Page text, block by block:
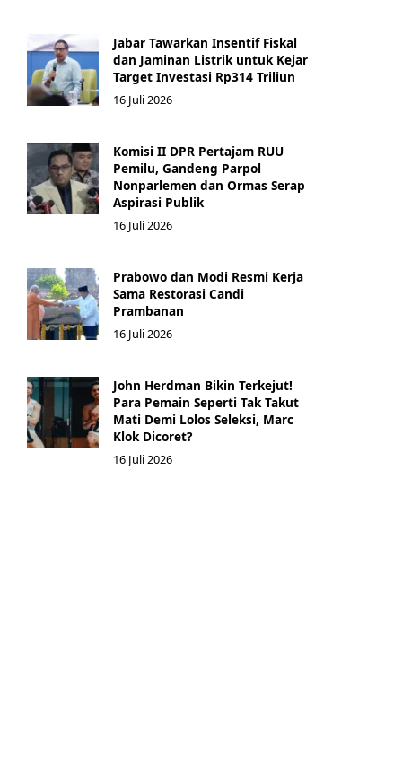
Jabar Tawarkan Insentif Fiskal
dan Jaminan Listrik untuk Kejar
Target Investasi Rp314 Triliun
16 Juli 2026
Komisi II DPR Pertajam RUU
Pemilu, Gandeng Parpol
Nonparlemen dan Ormas Serap
Aspirasi Publik
16 Juli 2026
Prabowo dan Modi Resmi Kerja
Sama Restorasi Candi
Prambanan
16 Juli 2026
John Herdman Bikin Terkejut!
Para Pemain Seperti Tak Takut
Mati Demi Lolos Seleksi, Marc
Klok Dicoret?
16 Juli 2026